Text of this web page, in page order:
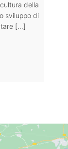
della
sviluppo di
[…]